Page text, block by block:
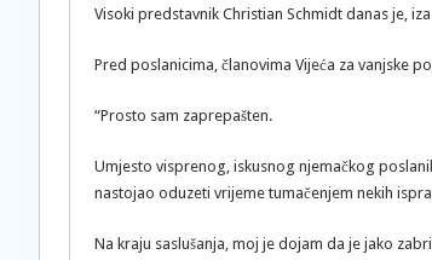
Visoki predstavnik Christian Schmidt danas je,
Pred poslanicima, članovima Vijeća za vanjske
“Prosto sam zaprepašten.
Umjesto visprenog, iskusnog njemačkog
nastojao oduzeti vrijeme tumačenjem nekih
Na kraju saslušanja, moj je dojam da je jako